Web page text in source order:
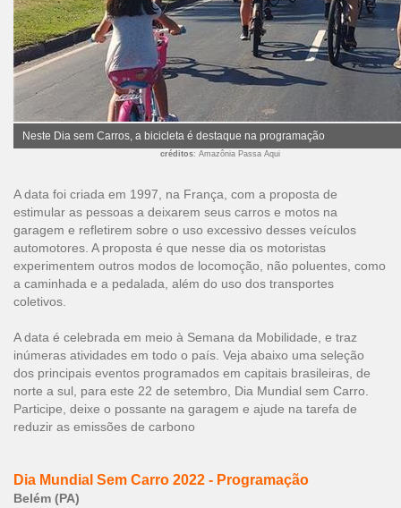
Neste Dia sem Carros, a bicicleta é destaque na programação
créditos: Amazônia Passa Aqui
A data foi criada em 1997, na França, com a proposta de
estimular as pessoas a deixarem seus carros e motos na
garagem e refletirem sobre o uso excessivo desses veículos
automotores. A proposta é que nesse dia os motoristas
experimentem outros modos de locomoção, não poluentes, como
a caminhada e a pedalada, além do uso dos transportes
coletivos.
A data é celebrada em meio à Semana da Mobilidade, e traz
inúmeras atividades em todo o país. Veja abaixo uma seleção
dos principais eventos programados em capitais brasileiras, de
norte a sul, para este 22 de setembro, Dia Mundial sem Carro.
Participe, deixe o possante na garagem e ajude na tarefa de
reduzir as emissões de carbono
Dia Mundial Sem Carro 2022 - Programação
Belém (PA)